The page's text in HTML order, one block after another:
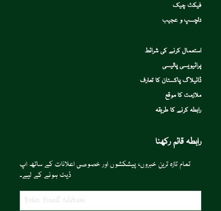
فیکٹ چیک
دلچسپ و عجیب
استعمال کرنے کی شرائط
پرائیویسی پالیسی
ڈائیلاگ پاکستان کا تعارف
ملازمت کا موقع
رابطہ کرنے کا طریقہ
رابطہ قائم رکھنا
تمام تازہ ترین خبروں، پیشکشوں اور خصوصی اعلانات کے ساتھ اپ
ڈیٹ ہونے کے لیے۔